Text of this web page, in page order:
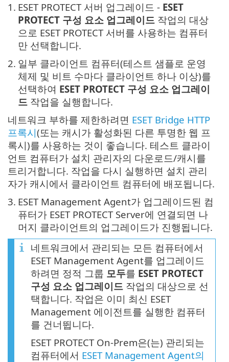
1. ESET PROTECT 서버 업그레이드 - ESET
PROTECT 구성 요소 업그레이드 작업의 대상
으로 ESET PROTECT 서버를 사용하는 컴퓨터
만 선택합니다.
2. 일부 클라이언트 컴퓨터(테스트 샘플로 운영
체제 및 비트 수마다 클라이언트 하나 이상)를
선택하여 ESET PROTECT 구성 요소 업그레이
드 작업을 실행합니다.
네트워크 부하를 제한하려면 ESET Bridge HTTP
프록시(또는 캐시가 활성화된 다른 투명한 웹 프
록시)를 사용하는 것이 좋습니다. 테스트 클라이
언트 컴퓨터가 설치 관리자의 다운로드/캐시를
트리거합니다. 작업을 다시 실행하면 설치 관리
자가 캐시에서 클라이언트 컴퓨터에 배포됩니다.
3. ESET Management Agent가 업그레이드된 컴
퓨터가 ESET PROTECT Server에 연결되면 나
머지 클라이언트의 업그레이드가 진행됩니다.
네트워크에서 관리되는 모든 컴퓨터에서
ESET Management Agent를 업그레이드
하려면 정적 그룹 모두를 ESET PROTECT
구성 요소 업그레이드 작업의 대상으로 선
택합니다. 작업은 이미 최신 ESET
Management 에이전트를 실행한 컴퓨터
를 건너뜁니다.
ESET PROTECT On-Prem은(는) 관리되는
컴퓨터에서 ESET Management Agent의